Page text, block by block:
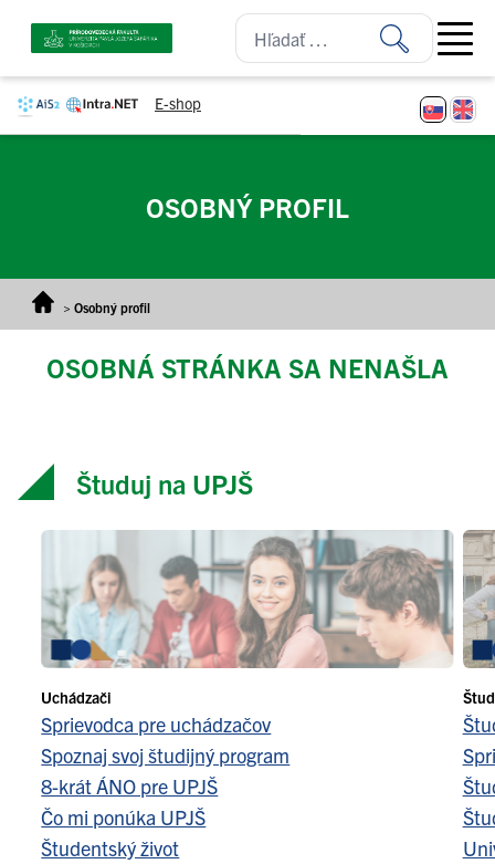
E-shop
Open
OSOBNÝ PROFIL
> Osobný profil
OSOBNÁ STRÁNKA SA NENAŠLA
Študuj na UPJŠ
Uchádzači
Sprievodca pre uchádzačov
Spoznaj svoj študijný program
8-krát ÁNO pre UPJŠ
Čo mi ponúka UPJŠ
Študentský život